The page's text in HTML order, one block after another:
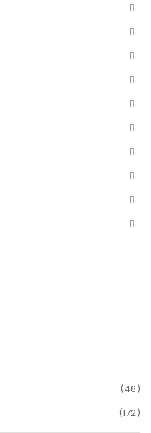
(46)
(172)